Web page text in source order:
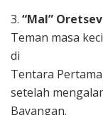
3. “Mal” Oretsev
Teman masa
di
Tentara
setelah
Bayangan.